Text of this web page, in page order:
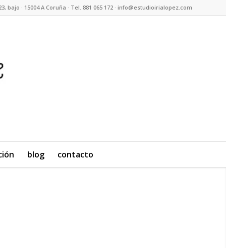
bajo · 15004 A Coruña · Tel. 881 065 172 · info@estudioirialopez.com
blog contacto